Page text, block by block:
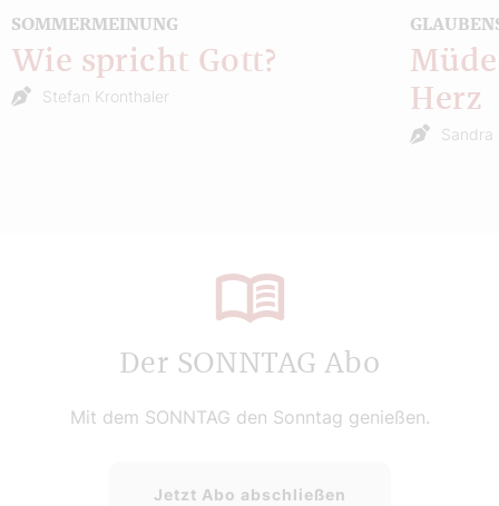
SOMMERMEINUNG
Wie spricht Gott?
Stefan Kronthaler
Herz
Sandra
Der SONNTAG Abo
Mit dem SONNTAG den Sonntag genießen.
Jetzt Abo abschließen